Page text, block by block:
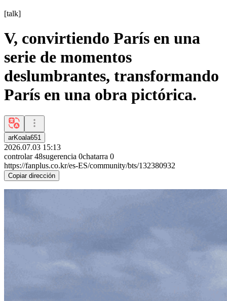
[talk]
V, convirtiendo París en una
serie de momentos
deslumbrantes, transformando
París en una obra pictórica.
arKoala651
2026.07.03 15:13
controlar 48sugerencia 0chatarra 0
https://fanplus.co.kr/es-ES/community/bts/132380932
Copiar dirección